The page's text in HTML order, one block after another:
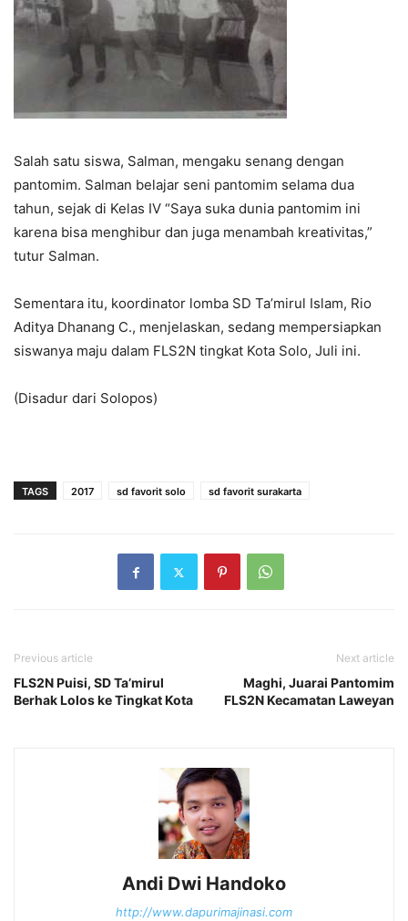
Salah satu siswa, Salman, mengaku senang dengan
pantomim. Salman belajar seni pantomim selama dua
tahun, sejak di Kelas IV “Saya suka dunia pantomim ini
karena bisa menghibur dan juga menambah kreativitas,”
tutur Salman.
Sementara itu, koordinator lomba SD Ta’mirul Islam, Rio
Aditya Dhanang C., menjelaskan, sedang mempersiapkan
siswanya maju dalam FLS2N tingkat Kota Solo, Juli ini.
(Disadur dari Solopos)
TAGS 2017 sd favorit solo sd favorit surakarta
Previous article
FLS2N Puisi, SD Ta’mirul
Berhak Lolos ke Tingkat Kota
Next article
Maghi, Juarai Pantomim
FLS2N Kecamatan Laweyan
Andi Dwi Handoko
http://www.dapurimajinasi.com